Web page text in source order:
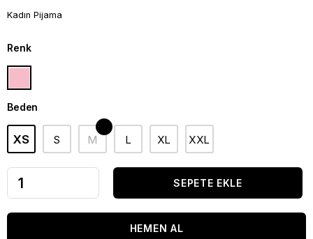
Kadın Pijama
Renk
Beden
XS S M L XL XXL